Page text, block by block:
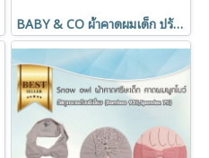
BABY & CO ผ้าคาดผมเด็ก ปรับระดับได้ เส้นใยธรรมชาติ COTTON USA 100%